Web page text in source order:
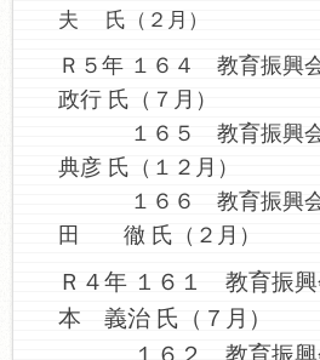
夫 氏（２月）
Ｒ５年 １６４ 教育振
政行 氏（７月）
１６５
教育振興
典彦 氏（１２月）
１６６ 教育振興会
田 徹 氏（２月）
Ｒ４年 １６１ 教育振興
本 義治 氏（７月）